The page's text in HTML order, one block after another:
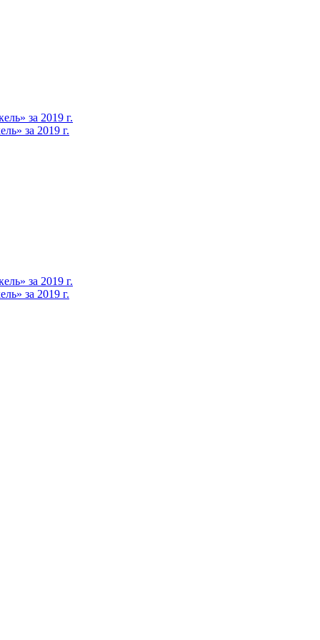
за 2019 г.
за 2019 г.
за 2019 г.
за 2019 г.